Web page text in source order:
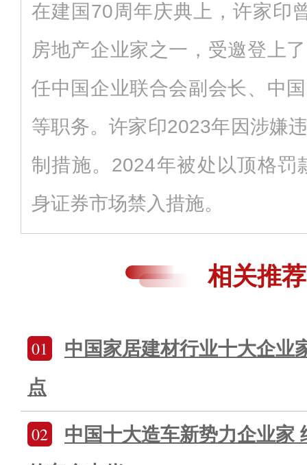
在建国70周年庆典上，许家印
房地产企业家之一，受邀登上
任中国企业联合会副会长、中
等职务。许家印2023年因涉嫌
制措施。2024年被处以顶格罚
身证券市场禁入措施。
相关推荐
01
中国家居建材行业十大企业
点
02
中国十大造车新势力企业家